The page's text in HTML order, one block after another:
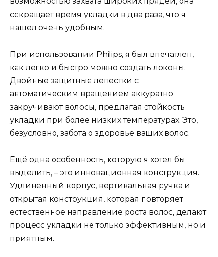
сокращает время укладки в два раза, что я
нашел очень удобным.
При использовании Philips, я был впечатлен,
как легко и быстро можно создать локоны.
Двойные защитные лепестки с
автоматическим вращением аккуратно
закручивают волосы, предлагая стойкость
укладки при более низких температурах. Это,
безусловно, забота о здоровье ваших волос.
Ещё одна особенность, которую я хотел бы
выделить, – это инновационная конструкция.
Удлинённый корпус, вертикальная ручка и
открытая конструкция, которая повторяет
естественное направление роста волос, делают
процесс укладки не только эффективным, но и
приятным.